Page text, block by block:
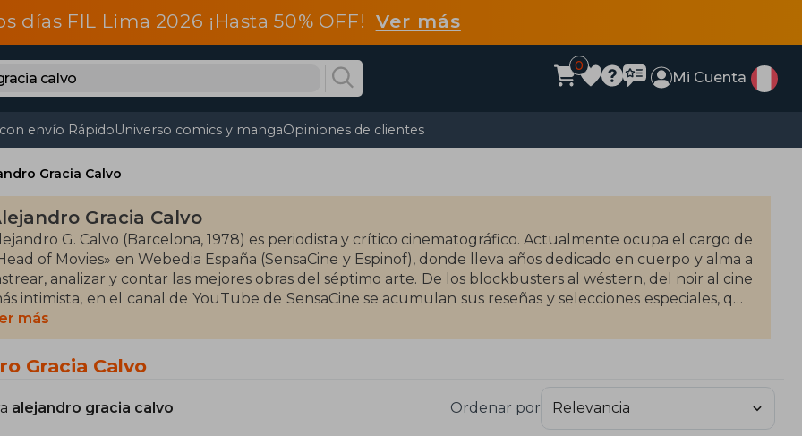
días FIL Lima 2026 ¡Hasta 50% OFF! Ver más
0
Mi Cuenta
envío RápidoUniverso comics y mangaOpiniones de clientes
Gracia Calvo
Gracia Calvo
G. Calvo (Barcelona, 1978) es periodista y crítico cinematográfico. Actualmente ocupa el cargo de
of Movies» en Webedia España (SensaCine y Espinof), donde lleva años dedicado en cuerpo y alma a
analizar y contar las mejores obras del séptimo arte. De los blockbusters al wéstern, del noir al cine
intimista, en el canal de YouTube de SensaCine se acumulan sus reseñas y selecciones especiales, que
suman 400.000 seguidores. Su sección de vídeos «Cine A Quemarropa» (2019-2022) es uno de los
hits de cine en castellano en la red. Además, ha colaborado en medios como El Cultural,
y Dirigido por.
más
Gracia Calvo
alejandro gracia calvo Ordenar por